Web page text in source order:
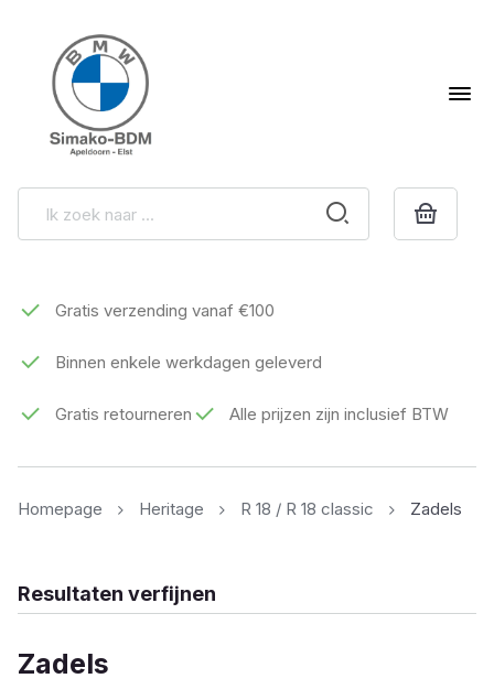
Gratis verzending vanaf €100
Binnen enkele werkdagen geleverd
Gratis retourneren Alle prijzen zijn inclusief BTW
Homepage Heritage R 18 / R 18 classic Zadels
Zadels
Resultaten verfijnen